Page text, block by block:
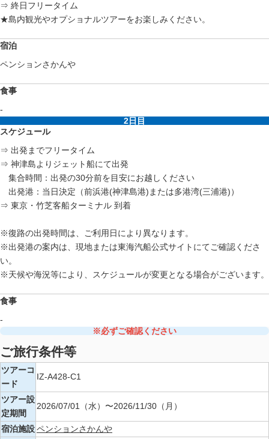
⇒ 終日フリータイム
★島内観光やオプショナルツアーをお楽しみください。
宿泊
ペンションさかんや
食事
-
2日目
スケジュール
⇒ 出発までフリータイム
⇒ 神津島よりジェット船にて出発
集合時間：出発の30分前を目安にお越しください
出発港：当日決定（前浜港(神津島港)または多港湾(三浦港)）
⇒ 東京・竹芝客船ターミナル 到着
※復路の出発時間は、ご利用日により異なります。
※出発港の案内は、現地または東海汽船公式サイトにてご確認くださ
い。
※天候や海況等により、スケジュールが変更となる場合がございます。
食事
-
※必ずご確認ください
ご旅行条件等
ツアーコ
ード
IZ-A428-C1
ツアー設
定期間
2026/07/01（水）〜2026/11/30（月）
宿泊施設ペンションさかんや